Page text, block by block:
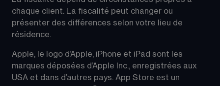
chaque client. La fiscalité peut changer ou
présenter des différences selon votre lieu de
résidence.
Apple, le logo d’Apple, iPhone et iPad sont les
marques déposées d’Apple Inc., enregistrées aux
USA et dans d’autres pays. App Store est un